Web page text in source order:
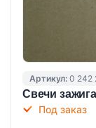
Артикул: 0 242
Свечи
Под заказ